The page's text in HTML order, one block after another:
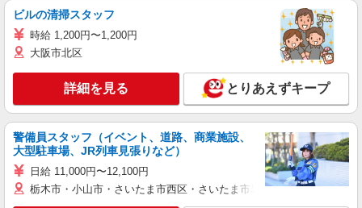
ビルの清掃スタッフ
時給 1,200円〜1,200円
大阪市北区
詳細を見る とりあえずキープ
警備員スタッフ（イベント、道路、商業施設、
大型駐車場、JR列車見張りなど）
日給 11,000円〜12,100円
栃木市・小山市・さいたま市西区・さいたま市岩槻区・久喜市・蓮田